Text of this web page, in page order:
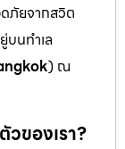
ภัยจากสวิต
นทำเล
) ณ
ของเรา?